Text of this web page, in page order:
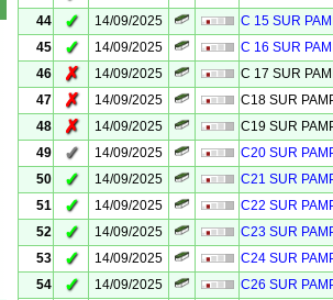
44
✓ 14/09/2025
C 15 SUR
45
✓ 14/09/2025
C 16 SUR
46
✗ 14/09/2025
C 17 SUR
47
✗ 14/09/2025
C18 SUR
48
✗ 14/09/2025
C19 SUR
49
✓ 14/09/2025
C20 SUR
50
✓ 14/09/2025
C21 SUR
51
✓ 14/09/2025
C22 SUR
52
✓ 14/09/2025
C23 SUR
53
✓ 14/09/2025
C24 SUR
54
✓ 14/09/2025
C26 SUR